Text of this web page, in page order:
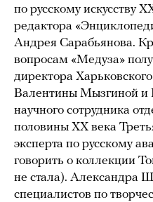
по русскому искусству
редактора
Андрея Сарабьянова.
вопросам «Медуза»
директора
Валентины Мызгиной и
научного сотрудника
половины ХХ века
эксперта по русскому
говорить о коллекции
не стала). Александра
специалистов по